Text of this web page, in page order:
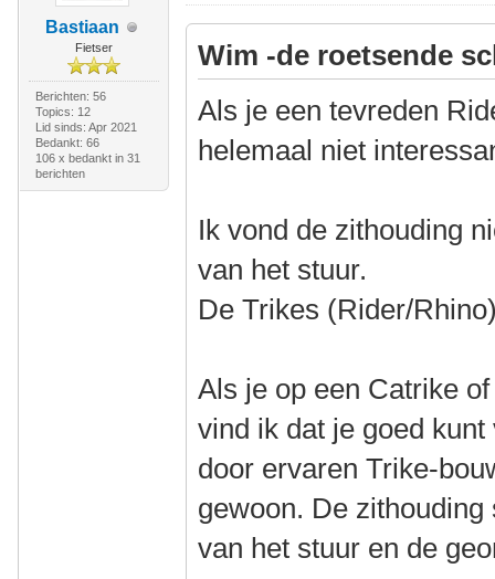
Bastiaan
Fietser
Berichten: 56
Topics: 12
Lid sinds: Apr 2021
Bedankt: 66
106 x bedankt in 31
berichten
Wim -de roetsende
Als je een tevreden
helemaal niet
Ik vond de zithouding
van het stuur.
De Trikes (Rider/
Als je op een Catrike
vind ik dat je goed
door ervaren Trike-
gewoon. De
van het stuur en de